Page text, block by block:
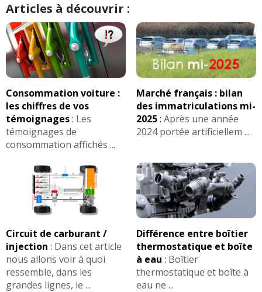
Articles à découvrir :
Consommation voiture :
les chiffres de vos
témoignages: Les
témoignages de
consommation affichés ...
Marché français : bilan
des immatriculations mi-
2025: Après une année
2024 portée artificiellem ...
Circuit de carburant /
injection : Dans cet article
nous allons voir à quoi
ressemble, dans les
grandes lignes, le ...
Différence entre boîtier
thermostatique et boîte
à eau : Boîtier
thermostatique et boîte à
eau ne ...